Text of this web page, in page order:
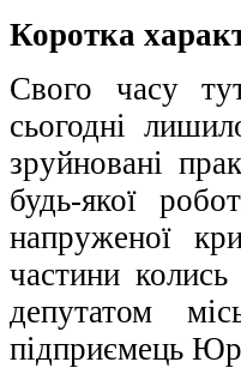
Коротка
Свого часу
сьогодні
зруйновані
будь-якої
напруженої
частини
депутатом
підприємець